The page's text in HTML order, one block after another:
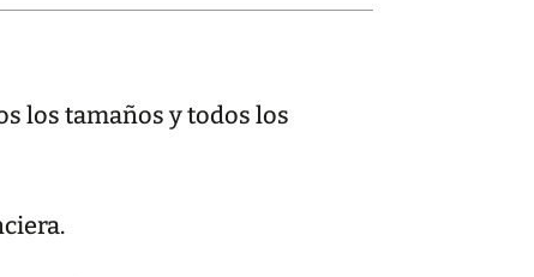
los tamaños y todos los